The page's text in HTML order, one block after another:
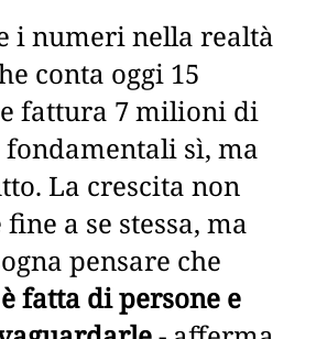
i numeri nella realtà
conta oggi 15
fattura 7 milioni di
fondamentali sì, ma
La crescita non
a se stessa, ma
pensare che
fatta di persone e